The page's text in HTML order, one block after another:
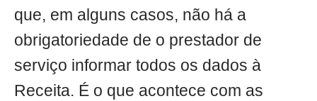
que, em alguns casos, não há a
obrigatoriedade de o prestador de
serviço informar todos os dados à
Receita. É o que acontece com as